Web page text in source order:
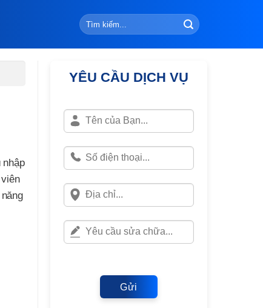
nhập
YÊU CẦU DỊCH VỤ
Gửi